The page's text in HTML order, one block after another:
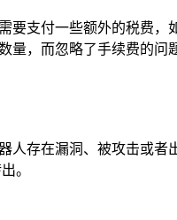
支付一些额外的税费，
，而忽略了手续费的问
存在漏洞、被攻击或者
。